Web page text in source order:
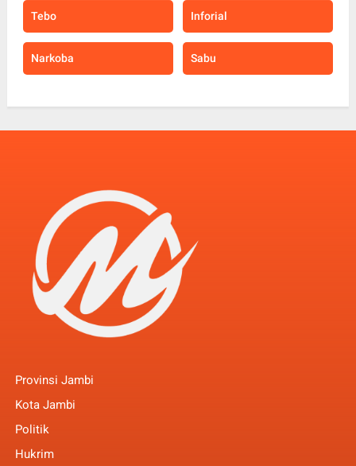
Tebo Inforial
Narkoba Sabu
Provinsi Jambi
Kota Jambi
Politik
Hukrim